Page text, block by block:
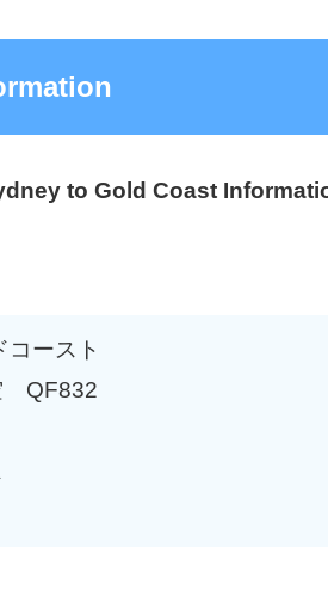
to Gold Coast
コースト
QF832